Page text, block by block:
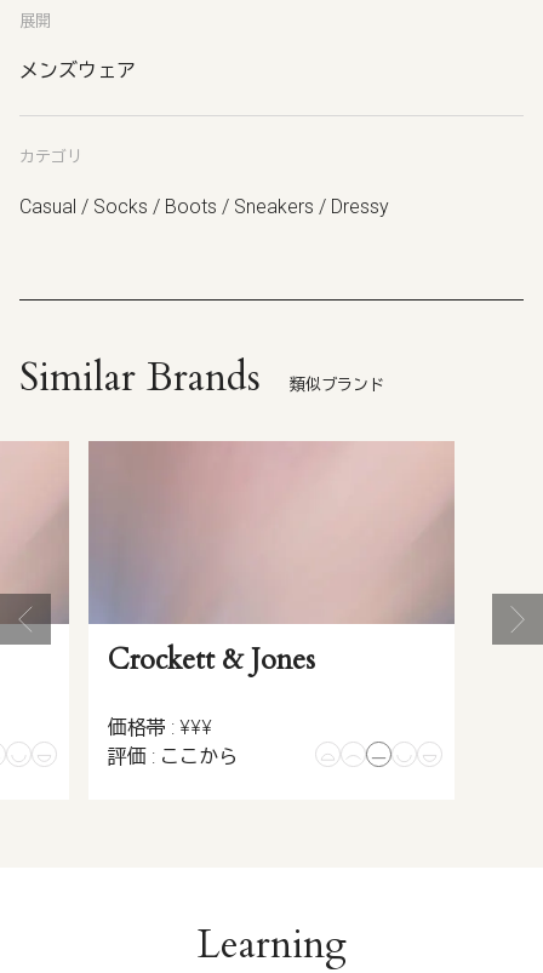
展開
メンズウェア
カテゴリ
Casual / Socks / Boots / Sneakers / Dressy
Similar Brands 類似ブランド
Crockett & Jones
価格帯 : ¥¥¥
評価 : ここから
Learning